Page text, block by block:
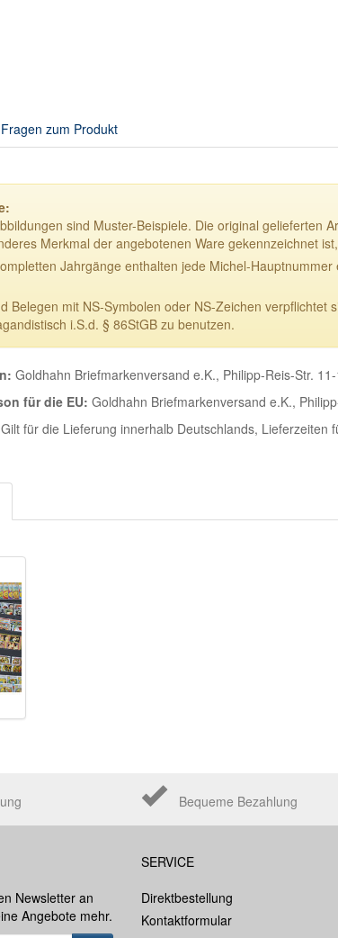
Fragen zum Produkt
sind Muster-Beispiele. Die original gelieferten
Merkmal der angebotenen Ware gekennzeichnet
Jahrgänge enthalten jede Michel-
Belegen mit NS-Symbolen oder NS-Zeichen
i.S.d. § 86StGB zu benutzen.
Goldhahn Briefmarkenversand e.K., Philipp-Reis-Str.
für die EU: Goldhahn Briefmarkenversand e.K.,
Gilt für die Lieferung innerhalb Deutschlands, Lieferzeiten
Bequeme Bezahlung
Newsletter an
Angebote mehr.
SERVICE
Direktbestellung
Kontaktformular